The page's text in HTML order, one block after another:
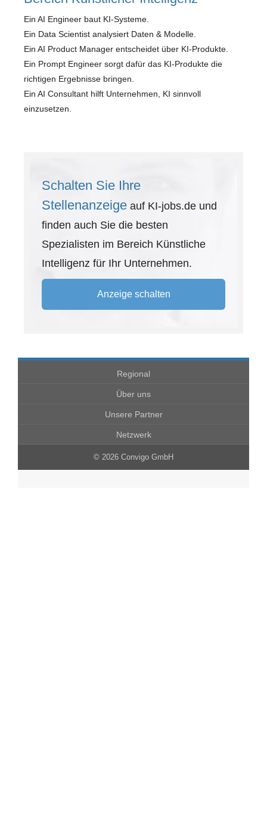
Ein AI Engineer baut KI-Systeme.
Ein Data Scientist analysiert Daten & Modelle.
Ein AI Product Manager entscheidet über KI-Produkte.
Ein Prompt Engineer sorgt dafür das KI-Produkte die
richtigen Ergebnisse bringen.
Ein AI Consultant hilft Unternehmen, KI sinnvoll
einzusetzen.
Schalten Sie Ihre
Stellenanzeige auf KI-jobs.de und
finden auch Sie die besten
Spezialisten im Bereich Künstliche
Intelligenz für Ihr Unternehmen.
Anzeige schalten
Regional
Über uns
Unsere Partner
Netzwerk
© 2026 Convigo GmbH